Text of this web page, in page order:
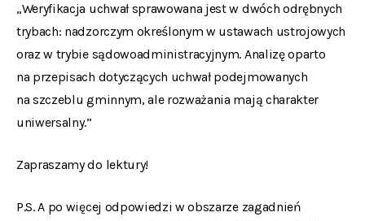
„Weryfikacja uchwał sprawowana jest w dwóch odrębnych
trybach: nadzorczym określonym w ustawach ustrojowych
oraz w trybie sądowoadministracyjnym. Analizę oparto
na przepisach dotyczących uchwał podejmowanych
na szczeblu gminnym, ale rozważania mają charakter
uniwersalny.”
Zapraszamy do lektury!
P.S. A po więcej odpowiedzi w obszarze zagadnień